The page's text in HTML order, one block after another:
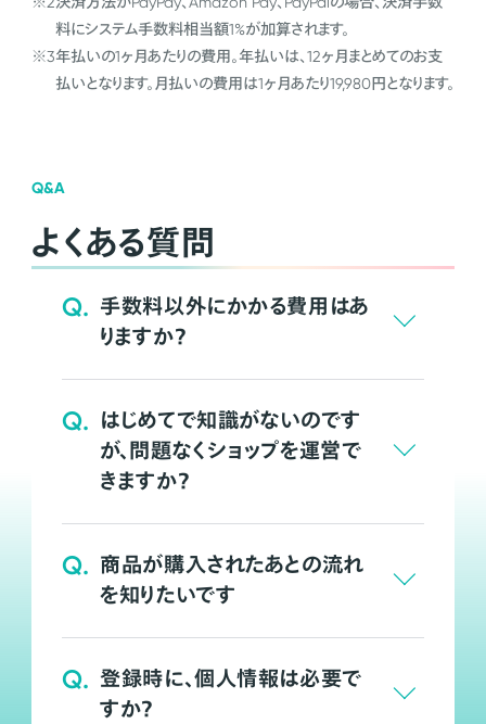
料にシステム手数料相当額1%が加算されます。
※3年払いの1ヶ月あたりの費用。年払いは、12ヶ月まとめてのお支
払いとなります。月払いの費用は1ヶ月あたり19,980円となります。
Q&A
よくある質問
Q. 手数料以外にかかる費用はあ
りますか？
Q. はじめてで知識がないのです
が、問題なくショップを運営で
きますか？
Q. 商品が購入されたあとの流れ
を知りたいです
Q. 登録時に、個人情報は必要で
すか？